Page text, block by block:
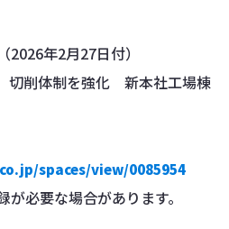
2026年2月27日付）
切削体制を強化 新本社工場棟
spaces/view/0085954
必要な場合があります。